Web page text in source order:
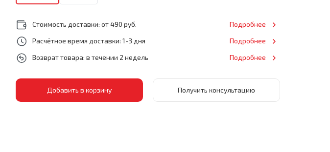
Стоимость доставки: от 490 руб.
Подробнее
Расчётное время доставки: 1-3 дня
Подробнее
Возврат товара: в течении 2 недель
Подробнее
Получить консультацию